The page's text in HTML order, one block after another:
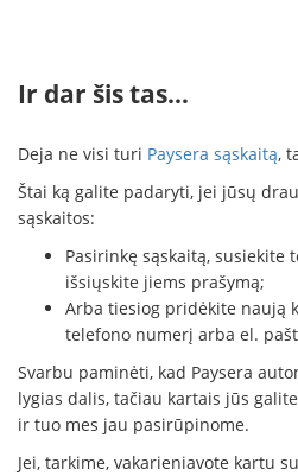
Ir dar šis tas…
Deja ne visi turi Paysera sąskaitą,
Štai ką galite padaryti, jei jūsų
sąskaitos:
Pasirinkę sąskaitą, susiekite
išsiųskite jiems prašymą;
Arba tiesiog pridėkite naują
telefono numerį arba el.
Svarbu paminėti, kad Paysera
lygias dalis, tačiau kartais jūs
ir tuo mes jau pasirūpinome.
Jei, tarkime, vakarieniavote kartu